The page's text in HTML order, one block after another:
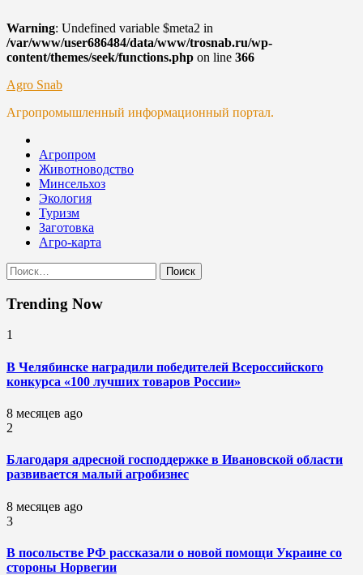
Warning: Undefined variable $meta2 in
/var/www/user686484/data/www/trosnab.ru/wp-
content/themes/seek/functions.php on line 366
Skip
content
Agro Snab
Агропромышленный информационный портал.
Агропром
Животноводство
Минсельхоз
Экология
Туризм
Заготовка
Агро-карта
Найти:
Trending Now
1
В Челябинске наградили победителей Всероссийского
конкурса «100 лучших товаров России»
8 месяцев ago
2
Благодаря адресной господдержке в Ивановской области
развивается малый агробизнес
8 месяцев ago
3
В посольстве РФ рассказали о новой помощи Украине со
стороны Норвегии